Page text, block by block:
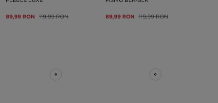
89,99 RON 119,99 RON 89,99 RON 119,99 RON